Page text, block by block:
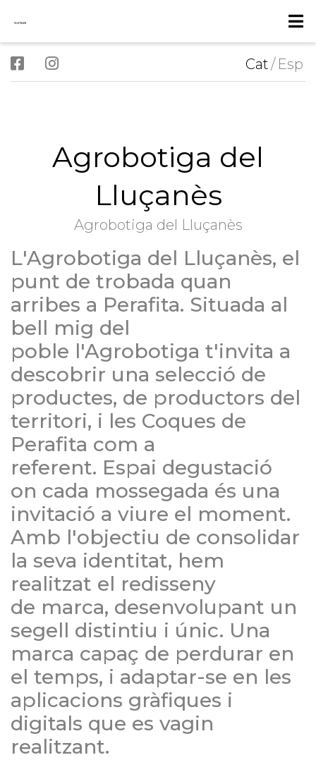
Cat/ Esp
Agrobotiga del
Lluçanès
Agrobotiga del Lluçanès
L'Agrobotiga del Lluçanès, el
punt de trobada quan
arribes a Perafita. Situada al
bell mig del
poble l'Agrobotiga t'invita a
descobrir una selecció de
productes, de productors del
territori, i les Coques de
Perafita com a
referent. Espai degustació
on cada mossegada és una
invitació a viure el moment.
Amb l'objectiu de consolidar
la seva identitat, hem
realitzat el redisseny
de marca, desenvolupant un
segell distintiu i únic. Una
marca capaç de perdurar en
el temps, i adaptar-se en les
aplicacions gràfiques i
digitals que es vagin
realitzant.